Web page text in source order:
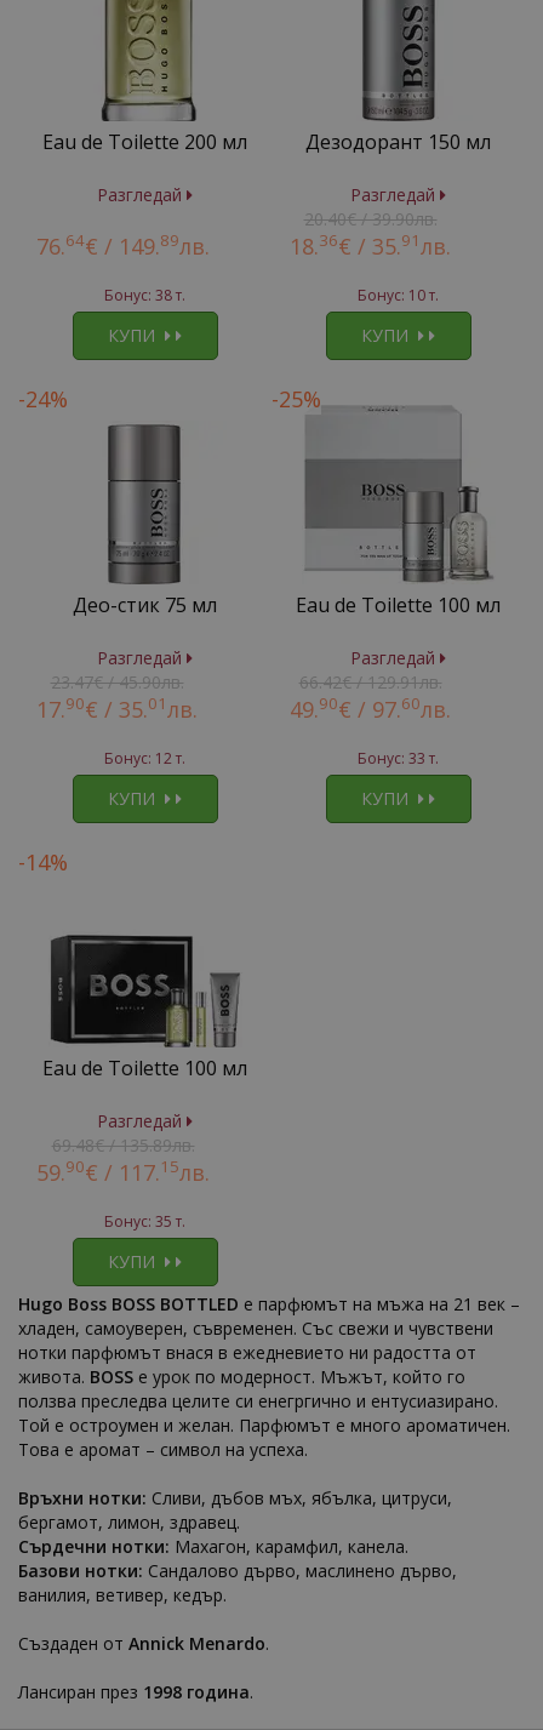
Eau de Toilette 200 мл
Разгледай
76.64€ / 149.89лв.
Бонус: 38 т.
КУПИ
Дезодорант 150 мл
Разгледай
20.40€ / 39.90лв.
18.36€ / 35.91лв.
Бонус: 10 т.
КУПИ
-24%
Део-стик 75 мл
Разгледай
23.47€ / 45.90лв.
17.90€ / 35.01лв.
Бонус: 12 т.
КУПИ
-25%
Eau de Toilette 100 мл
Разгледай
66.42€ / 129.91лв.
49.90€ / 97.60лв.
Бонус: 33 т.
КУПИ
-14%
Eau de Toilette 100 мл
Разгледай
69.48€ / 135.89лв.
59.90€ / 117.15лв.
Бонус: 35 т.
КУПИ
Hugo Boss BOSS BOTTLED е парфюмът на мъжа на 21 век –
хладен, самоуверен, съвременен. Със свежи и чувствени
нотки парфюмът внася в ежедневието ни радостта от
живота. BOSS е урок по модерност. Мъжът, който го
ползва преследва целите си енегргично и ентусиазирано.
Той е остроумен и желан. Парфюмът е много ароматичен.
Това е аромат – символ на успеха.
Връхни нотки: Сливи, дъбов мъх, ябълка, цитруси,
бергамот, лимон, здравец.
Сърдечни нотки: Махагон, карамфил, канела.
Базови нотки: Сандалово дърво, маслинено дърво,
ванилия, ветивер, кедър.
Създаден от Annick Menardo.
Лансиран през 1998 година.